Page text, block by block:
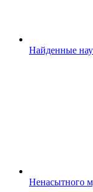
Найденные
Ненасытного